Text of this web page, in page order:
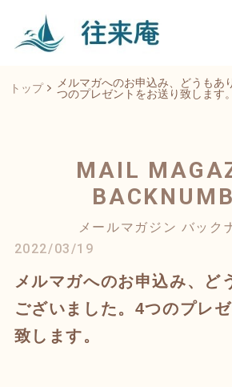
トップ
メルマガへのお申込み、どうもあ
つのプレゼントをお送り致します。
MAIL
メールマガジン バック
2022/03/19
メルマガへのお申込み、ど
ございました。4つのプレ
致します。